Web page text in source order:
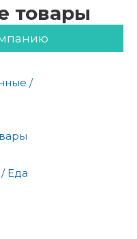
товары
/
Еда